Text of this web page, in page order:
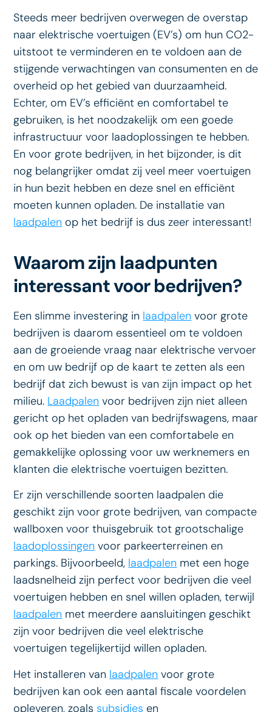
Steeds meer bedrijven overwegen de overstap
naar elektrische voertuigen (EV’s) om hun CO2-
uitstoot te verminderen en te voldoen aan de
stijgende verwachtingen van consumenten en de
overheid op het gebied van duurzaamheid.
Echter, om EV’s efficiënt en comfortabel te
gebruiken, is het noodzakelijk om een ​​goede
infrastructuur voor laadoplossingen te hebben.
En voor grote bedrijven, in het bijzonder, is dit
nog belangrijker omdat zij veel meer voertuigen
in hun bezit hebben en deze snel en efficiënt
moeten kunnen opladen. De installatie van
laadpalen op het bedrijf is dus zeer interessant!
Waarom zijn laadpunten
interessant voor bedrijven?
Een slimme investering in laadpalen voor grote
bedrijven is daarom essentieel om te voldoen
aan de groeiende vraag naar elektrische vervoer
en om uw bedrijf op de kaart te zetten als een
bedrijf dat zich bewust is van zijn impact op het
milieu. Laadpalen voor bedrijven zijn niet alleen
gericht op het opladen van bedrijfswagens, maar
ook op het bieden van een comfortabele en
gemakkelijke oplossing voor uw werknemers en
klanten die elektrische voertuigen bezitten.
Er zijn verschillende soorten laadpalen die
geschikt zijn voor grote bedrijven, van compacte
wallboxen voor thuisgebruik tot grootschalige
laadoplossingen voor parkeerterreinen en
parkings. Bijvoorbeeld, laadpalen met een hoge
laadsnelheid zijn perfect voor bedrijven die veel
voertuigen hebben en snel willen opladen, terwijl
laadpalen met meerdere aansluitingen geschikt
zijn voor bedrijven die veel elektrische
voertuigen tegelijkertijd willen opladen.
Het installeren van laadpalen voor grote
bedrijven kan ook een aantal fiscale voordelen
opleveren, zoals subsidies en